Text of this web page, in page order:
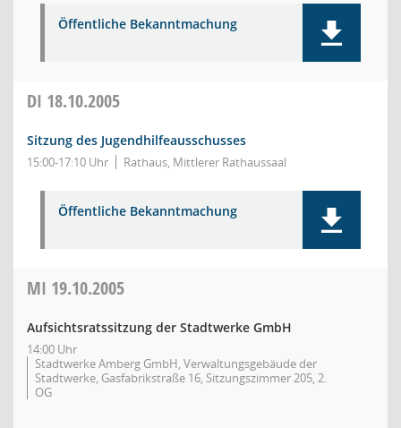
Öffentliche Bekanntmachung
DI 18.10.2005
Sitzung des Jugendhilfeausschusses
15:00-17:10 Uhr Rathaus, Mittlerer Rathaussaal
Öffentliche Bekanntmachung
MI 19.10.2005
Aufsichtsratssitzung der Stadtwerke GmbH
14:00 Uhr
Stadtwerke Amberg GmbH, Verwaltungsgebäude der
Stadtwerke, Gasfabrikstraße 16, Sitzungszimmer 205, 2.
OG